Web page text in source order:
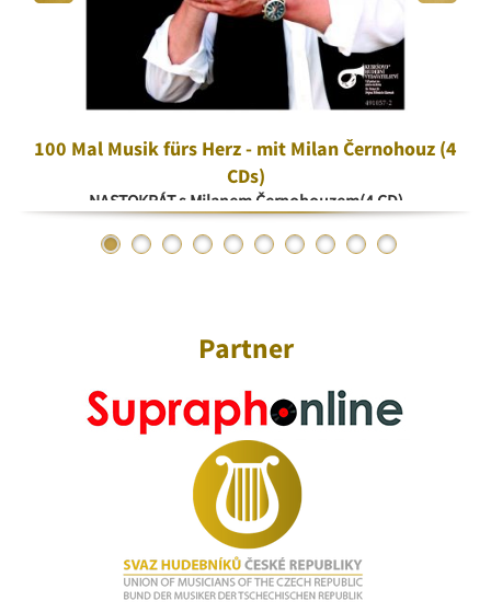
100 Mal Musik fürs Herz - mit Milan Černohouz (4
CDs)
NASTOKRÁT s Milanem Černohouzem(4 CD)
Partner